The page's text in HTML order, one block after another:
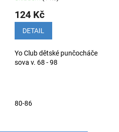
124 Kč
DETAIL
Yo Club dětské punčocháče
sova v. 68 - 98
80-86